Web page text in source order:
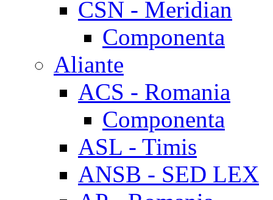
CSN - Meridian
Componenta
Aliante
ACS - Romania
Componenta
ASL - Timis
ANSB - SED LEX